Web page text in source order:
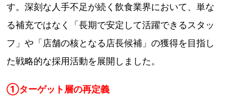
す。深刻な人手不足が続く飲食業界において、単な
る補充ではなく「長期で安定して活躍できるスタッ
フ」や「店舗の核となる店長候補」の獲得を目指し
た戦略的な採用活動を展開しました。
①ターゲット層の再定義